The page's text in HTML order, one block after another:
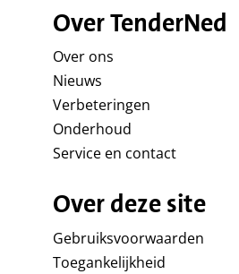
Over TenderNed
Over ons
Nieuws
Verbeteringen
Onderhoud
Service en contact
Over deze site
Gebruiksvoorwaarden
Toegankelijkheid